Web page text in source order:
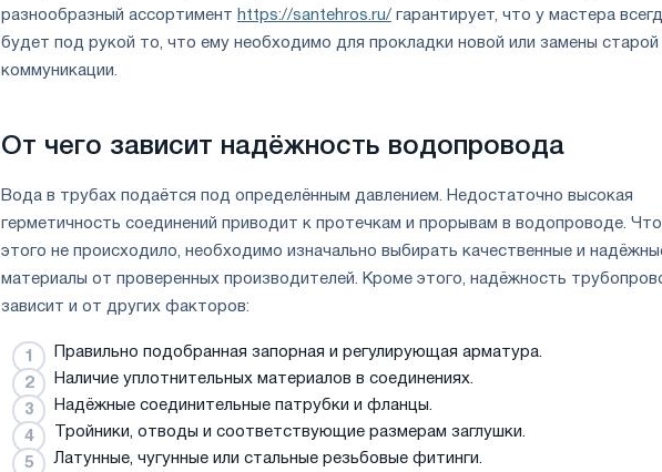
разнообразный ассортимент https://santehros.ru/ гарантирует, что у мастера
будет под рукой то, что ему необходимо для прокладки новой или замены старой
коммуникации.
От чего зависит надёжность водопровода
Вода в трубах подаётся под определённым давлением. Недостаточно высокая
герметичность соединений приводит к протечкам и прорывам в водопроводе.
этого не происходило, необходимо изначально выбирать качественные и
материалы от проверенных производителей. Кроме этого, надёжность
зависит и от других факторов:
Правильно подобранная запорная и регулирующая арматура.
Наличие уплотнительных материалов в соединениях.
Надёжные соединительные патрубки и фланцы.
Тройники, отводы и соответствующие размерам заглушки.
Латунные, чугунные или стальные резьбовые фитинги.